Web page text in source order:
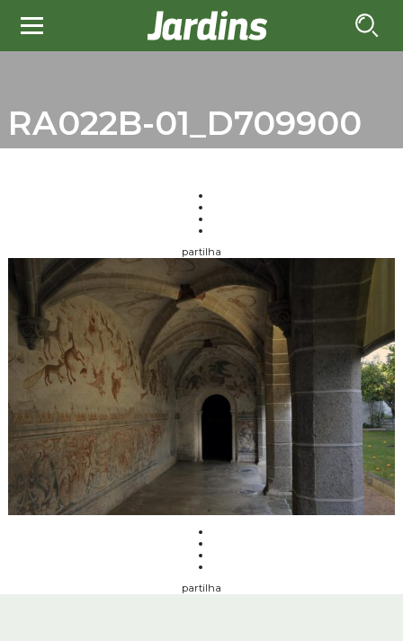
RA022B-01_D709900
partilha
partilha